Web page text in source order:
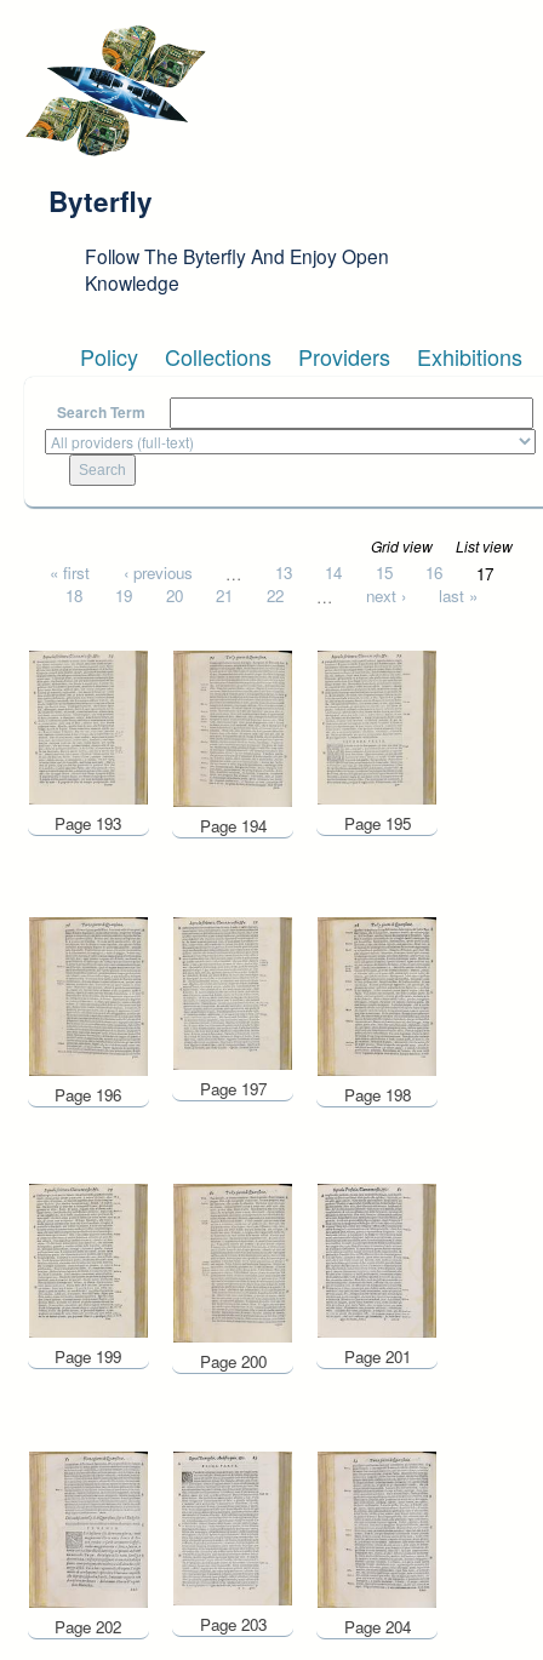
Byterfly
Follow The Byterfly And Enjoy Open
Knowledge
Policy Collections Providers Exhibitions
Search Term
Grid view List view
Pages
« first ‹ previous … 13 14 15 16
17
18
19 20 21 22 … next › last »
Page 193 Page 194 Page 195
Page 196 Page 197 Page 198
Page 199 Page 200 Page 201
Page 202 Page 203 Page 204